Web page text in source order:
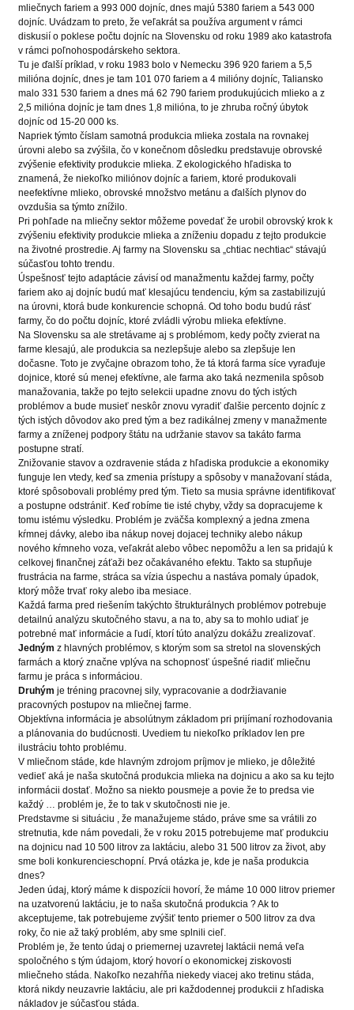
mliečnych fariem a 993 000 dojníc, dnes majú 5380 fariem a 543 000
dojníc. Uvádzam to preto, že veľakrát sa používa argument v rámci
diskusií o poklese počtu dojníc na Slovensku od roku 1989 ako katastrofa
v rámci poľnohospodárskeho sektora.
Tu je ďalší príklad, v roku 1983 bolo v Nemecku 396 920 fariem a 5,5
milióna dojníc, dnes je tam 101 070 fariem a 4 milióny dojníc, Taliansko
malo 331 530 fariem a dnes má 62 790 fariem produkujúcich mlieko a z
2,5 milióna dojníc je tam dnes 1,8 milióna, to je zhruba ročný úbytok
dojníc od 15-20 000 ks.
Napriek týmto číslam samotná produkcia mlieka zostala na rovnakej
úrovni alebo sa zvýšila, čo v konečnom dôsledku predstavuje obrovské
zvýšenie efektivity produkcie mlieka. Z ekologického hľadiska to
znamená, že niekoľko miliónov dojníc a fariem, ktoré produkovali
neefektívne mlieko, obrovské množstvo metánu a ďalších plynov do
ovzdušia sa týmto znížilo.
Pri pohľade na mliečny sektor môžeme povedať že urobil obrovský krok k
zvýšeniu efektivity produkcie mlieka a zníženiu dopadu z tejto produkcie
na životné prostredie. Aj farmy na Slovensku sa „chtiac nechtiac“ stávajú
súčasťou tohto trendu.
Úspešnosť tejto adaptácie závisí od manažmentu každej farmy, počty
fariem ako aj dojníc budú mať klesajúcu tendenciu, kým sa zastabilizujú
na úrovni, ktorá bude konkurencie schopná. Od toho bodu budú rásť
farmy, čo do počtu dojníc, ktoré zvládli výrobu mlieka efektívne.
Na Slovensku sa ale stretávame aj s problémom, kedy počty zvierat na
farme klesajú, ale produkcia sa nezlepšuje alebo sa zlepšuje len
dočasne. Toto je zvyčajne obrazom toho, že tá ktorá farma síce vyraďuje
dojnice, ktoré sú menej efektívne, ale farma ako taká nezmenila spôsob
manažovania, takže po tejto selekcii upadne znovu do tých istých
problémov a bude musieť neskôr znovu vyradiť ďalšie percento dojníc z
tých istých dôvodov ako pred tým a bez radikálnej zmeny v manažmente
farmy a zníženej podpory štátu na udržanie stavov sa takáto farma
postupne stratí.
Znižovanie stavov a ozdravenie stáda z hľadiska produkcie a ekonomiky
funguje len vtedy, keď sa zmenia prístupy a spôsoby v manažovaní stáda,
ktoré spôsobovali problémy pred tým. Tieto sa musia správne identifikovať
a postupne odstrániť. Keď robíme tie isté chyby, vždy sa dopracujeme k
tomu istému výsledku. Problém je zväčša komplexný a jedna zmena
kŕmnej dávky, alebo iba nákup novej dojacej techniky alebo nákup
nového kŕmneho voza, veľakrát alebo vôbec nepomôžu a len sa pridajú k
celkovej finančnej záťaži bez očakávaného efektu. Takto sa stupňuje
frustrácia na farme, stráca sa vízia úspechu a nastáva pomaly úpadok,
ktorý môže trvať roky alebo iba mesiace.
Každá farma pred riešením takýchto štrukturálnych problémov potrebuje
detailnú analýzu skutočného stavu, a na to, aby sa to mohlo udiať je
potrebné mať informácie a ľudí, ktorí túto analýzu dokážu zrealizovať.
Jedným z hlavných problémov, s ktorým som sa stretol na slovenských
farmách a ktorý značne vplýva na schopnosť úspešné riadiť mliečnu
farmu je práca s informáciou.
Druhým je tréning pracovnej sily, vypracovanie a dodržiavanie
pracovných postupov na mliečnej farme.
Objektívna informácia je absolútnym základom pri prijímaní rozhodovania
a plánovania do budúcnosti. Uvediem tu niekoľko príkladov len pre
ilustráciu tohto problému.
V mliečnom stáde, kde hlavným zdrojom príjmov je mlieko, je dôležité
vedieť aká je naša skutočná produkcia mlieka na dojnicu a ako sa ku tejto
informácii dostať. Možno sa niekto pousmeje a povie že to predsa vie
každý … problém je, že to tak v skutočnosti nie je.
Predstavme si situáciu , že manažujeme stádo, práve sme sa vrátili zo
stretnutia, kde nám povedali, že v roku 2015 potrebujeme mať produkciu
na dojnicu nad 10 500 litrov za laktáciu, alebo 31 500 litrov za život, aby
sme boli konkurencieschopní. Prvá otázka je, kde je naša produkcia
dnes?
Jeden údaj, ktorý máme k dispozícii hovorí, že máme 10 000 litrov priemer
na uzatvorenú laktáciu, je to naša skutočná produkcia ? Ak to
akceptujeme, tak potrebujeme zvýšiť tento priemer o 500 litrov za dva
roky, čo nie až taký problém, aby sme splnili cieľ.
Problém je, že tento údaj o priemernej uzavretej laktácii nemá veľa
spoločného s tým údajom, ktorý hovorí o ekonomickej ziskovosti
mliečneho stáda. Nakoľko nezahŕňa niekedy viacej ako tretinu stáda,
ktorá nikdy neuzavrie laktáciu, ale pri každodennej produkcii z hľadiska
nákladov je súčasťou stáda.